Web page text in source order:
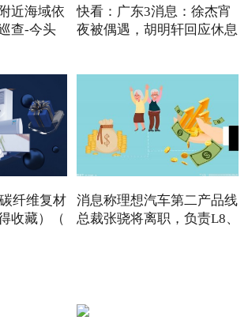
近海域依
查-今头
快看：广东3消息：徐杰宵
夜被偶遇，胡明轩回应休息
纤维复材
收藏）（
消息称理想汽车第二产品线
总裁张骁将离职，负责L8、